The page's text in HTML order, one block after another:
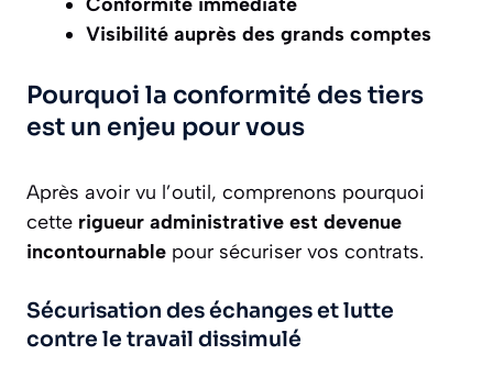
Visibilité auprès des grands comptes
Pourquoi la conformité des tiers
est un enjeu pour vous
Après avoir vu l’outil, comprenons pourquoi
cette rigueur administrative est devenue
incontournable pour sécuriser vos contrats.
Sécurisation des échanges et lutte
contre le travail dissimulé